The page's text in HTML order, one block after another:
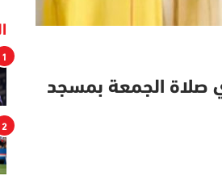
صلاة الجمعة بمسجد
1
2